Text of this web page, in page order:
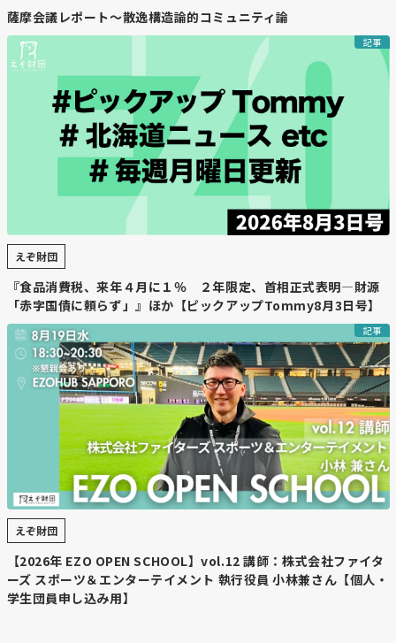
薩摩会議レポート〜散逸構造論的コミュニティ論
記事
えぞ財団
『食品消費税、来年４月に１％ ２年限定、首相正式表明―財源
「赤字国債に頼らず」』ほか【ピックアップTommy8月3日号】
記事
えぞ財団
【2026年 EZO OPEN SCHOOL】vol.12 講師：株式会社ファイタ
ーズ スポーツ＆エンターテイメント 執行役員 小林兼さん【個人・
学生団員申し込み用】